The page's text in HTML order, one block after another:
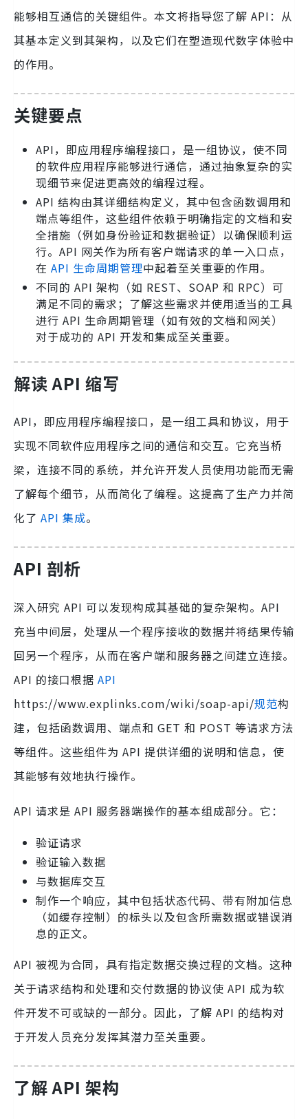
能够相互通信的关键组件。本文将指导您了解 API：从
其基本定义到其架构，以及它们在塑造现代数字体验中
的作用。
关键要点
API，即应用程序编程接口，是一组协议，使不同
的软件应用程序能够进行通信，通过抽象复杂的实
现细节来促进更高效的编程过程。
API 结构由其详细结构定义，其中包含函数调用和
端点等组件，这些组件依赖于明确指定的文档和安
全措施（例如身份验证和数据验证）以确保顺利运
行。API 网关作为所有客户端请求的单一入口点，
在 API 生命周期管理中起着至关重要的作用。
不同的 API 架构（如 REST、SOAP 和 RPC）可
满足不同的需求；了解这些需求并使用适当的工具
进行 API 生命周期管理（如有效的文档和网关）
对于成功的 API 开发和集成至关重要。
解读 API 缩写
API，即应用程序编程接口，是一组工具和协议，用于
实现不同软件应用程序之间的通信和交互。它充当桥
梁，连接不同的系统，并允许开发人员使用功能而无需
了解每个细节，从而简化了编程。这提高了生产力并简
化了 API 集成。
API 剖析
深入研究 API 可以发现构成其基础的复杂架构。API
充当中间层，处理从一个程序接收的数据并将结果传输
回另一个程序，从而在客户端和服务器之间建立连接。
API 的接口根据 API
https://www.explinks.com/wiki/soap-api/规范构
建，包括函数调用、端点和 GET 和 POST 等请求方法
等组件。这些组件为 API 提供详细的说明和信息，使
其能够有效地执行操作。
API 请求是 API 服务器端操作的基本组成部分。它：
验证请求
验证输入数据
与数据库交互
制作一个响应，其中包括状态代码、带有附加信息
（如缓存控制）的标头以及包含所需数据或错误消
息的正文。
API 被视为合同，具有指定数据交换过程的文档。这种
关于请求结构和处理和交付数据的协议使 API 成为软
件开发不可或缺的一部分。因此，了解 API 的结构对
于开发人员充分发挥其潜力至关重要。
了解 API 架构